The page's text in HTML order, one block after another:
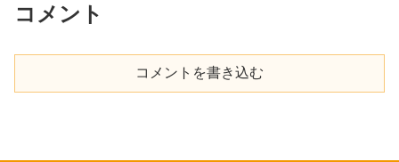
コメント
コメントを書き込む